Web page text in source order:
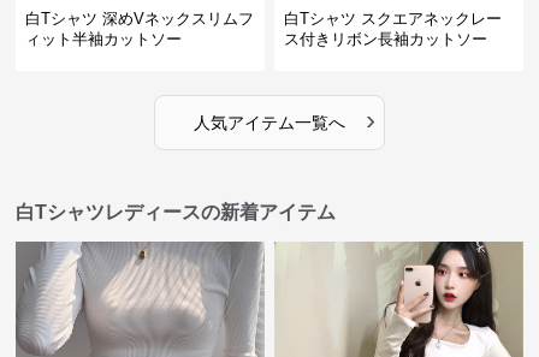
白Tシャツ 深めVネックスリムフ
ィット半袖カットソー
白Tシャツ スクエアネックレー
ス付きリボン長袖カットソー
人気アイテム一覧へ ›
白Tシャツレディースの新着アイテム